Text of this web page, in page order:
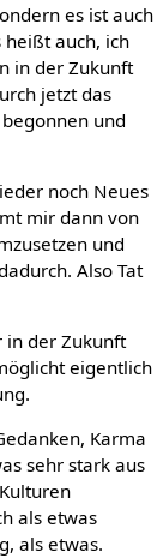
es ist auch
heißt auch, ich
in der Zukunft
jetzt das
und
noch Neues
mir dann von
und
Also Tat
in der Zukunft
eigentlich
Karma
sehr stark aus
als etwas
als etwas.